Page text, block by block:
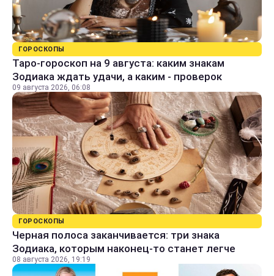
ГОРОСКОПЫ
Таро-гороскоп на 9 августа: каким знакам
Зодиака ждать удачи, а каким - проверок
09 августа 2026, 06:08
ГОРОСКОПЫ
Черная полоса заканчивается: три знака
Зодиака, которым наконец-то станет легче
08 августа 2026, 19:19